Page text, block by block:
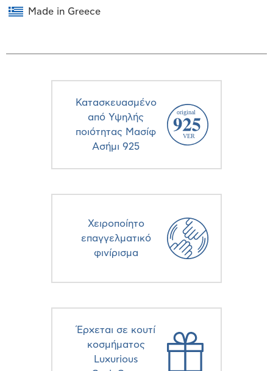
Made in Greece
Κατασκευασμένο
από Υψηλής
ποιότητας Μασίφ
Ασήμι 925
Χειροποίητο
επαγγελματικό
φινίρισμα
Έρχεται σε κουτί
κοσμήματος
Luxurious